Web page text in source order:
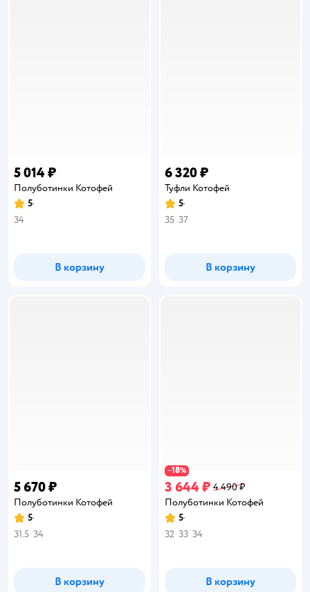
5 014 ₽
Полуботинки Котофей
Рейтинг:
5
34
В корзину
6 320 ₽
Туфли Котофей
Рейтинг:
5
35 37
В корзину
5 670 ₽
Полуботинки Котофей
Рейтинг:
5
31.5 34
В корзину
−18%
3 644 ₽ 4 490 ₽
Полуботинки Котофей
Рейтинг:
5
32 33 34
В корзину